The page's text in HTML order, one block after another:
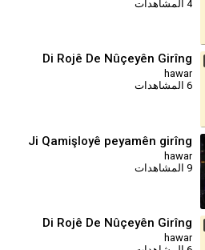
Di Rojê De Nûçeyên Girîng
hawar
⁣Ji Qamişloyê peyamên girîng
hawar
9 المشاهدات
Di Rojê De Nûçeyên Girîng
hawar